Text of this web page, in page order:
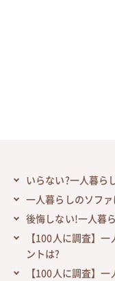
いらない?一人暮ら
一人暮らしのソフ
後悔しない!一人暮
【100人に調査】
ントは?
【100人に調査】